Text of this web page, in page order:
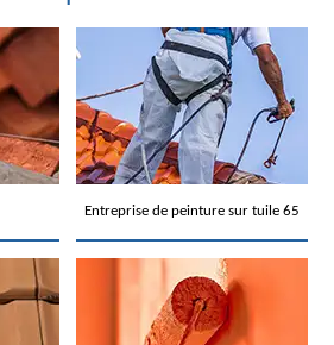
Entreprise de peinture sur tuile 65